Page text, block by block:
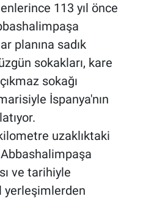
113 yıl önce
planına sadık
sokakları, kare
sokağı
İspanya'nın
uzaklıktaki
ve tarihiyle
yerleşimlerden